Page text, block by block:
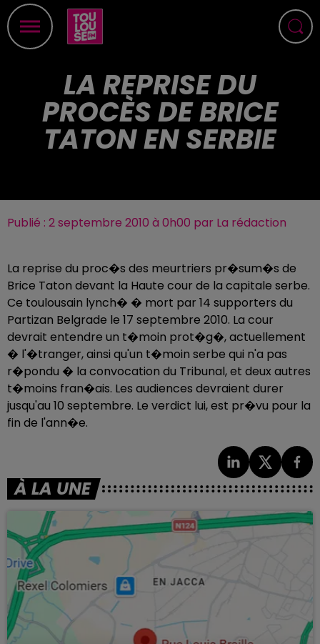
LA REPRISE DU
PROCÈS DE BRICE
TATON EN SERBIE
Publié : 2 septembre 2010 à 0h00 par La rédaction
La reprise du proc�s des meurtriers pr�sum�s de
Brice Taton devant la Haute cour de la capitale serbe.
Ce toulousain lynch� � mort par 14 supporters du
Partizan Belgrade le 17 septembre 2010. La cour
devrait entendre un t�moin prot�g�, actuellement
� l'�tranger, ainsi qu'un t�moin serbe qui n'a pas
r�pondu � la convocation du Tribunal, et deux autres
t�moins fran�ais. Les audiences devraient durer
jusqu'au 10 septembre. Le verdict lui, est pr�vu pour la
fin de l'ann�e.
À LA UNE